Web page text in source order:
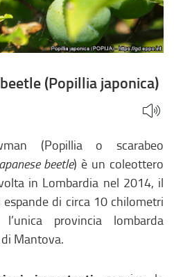
(Popillia japonica)
(Popillia o scarabeo
beetle) è un coleottero
in Lombardia nel 2014, il
di circa 10 chilometri
provincia lombarda
Mantova.